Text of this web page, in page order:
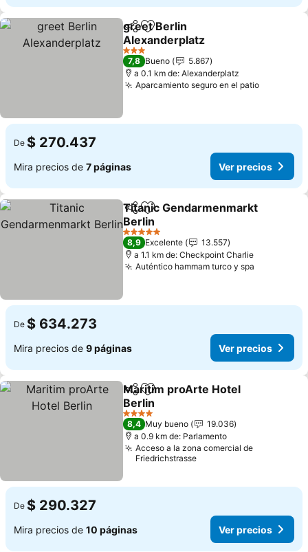
CompartirAgregar a favoritos
greet Berlin
Alexanderplatz
Ver precios
3 Estrellas
7,8 Bueno
5.867
a 0.1 km de: Alexanderplatz
Aparcamiento seguro en el patioVer
De $ 270.437
Mira precios de 7 páginas Ver precios
Compartir
Agregar a favoritos
Titanic Gendarmenmarkt
Berlin
Ver precios
5 Estrellas
8,9 Excelente
13.557
a 1.1 km de: Checkpoint Charlie
Auténtico hammam turco y spa
De $ 634.273
Mira precios de 9 páginas Ver precios
CompartirAgregar a favoritos
Maritim proArte Hotel
Berlin
Ver precios
4 Estrellas
8,4 Muy bueno
19.036
a 0.9 km de: Parlamento
Acceso a la zona comercial de
Friedrichstrasse
De $ 290.327
Mira precios de 10 páginas Ver precios